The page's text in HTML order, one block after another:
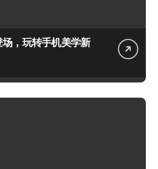
，玩转手机美学新